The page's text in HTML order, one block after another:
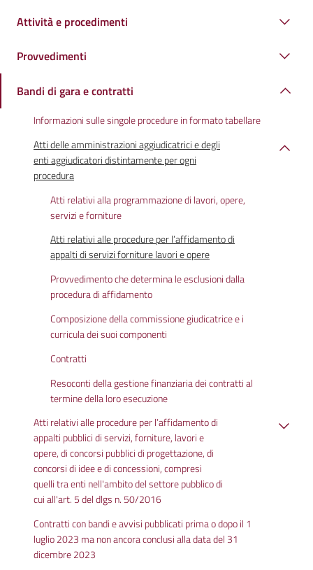
Attività e procedimenti
Provvedimenti
Bandi di gara e contratti
Informazioni sulle singole procedure in formato tabellare
Atti delle amministrazioni aggiudicatrici e degli
enti aggiudicatori distintamente per ogni
procedura
Atti relativi alla programmazione di lavori, opere,
servizi e forniture
Atti relativi alle procedure per l’affidamento di
appalti di servizi forniture lavori e opere
Provvedimento che determina le esclusioni dalla
procedura di affidamento
Composizione della commissione giudicatrice e i
curricula dei suoi componenti
Contratti
Resoconti della gestione finanziaria dei contratti al
termine della loro esecuzione
Atti relativi alle procedure per l’affidamento di
appalti pubblici di servizi, forniture, lavori e
opere, di concorsi pubblici di progettazione, di
concorsi di idee e di concessioni, compresi
quelli tra enti nell'ambito del settore pubblico di
cui all'art. 5 del dlgs n. 50/2016
Contratti con bandi e avvisi pubblicati prima o dopo il 1
luglio 2023 ma non ancora conclusi alla data del 31
dicembre 2023